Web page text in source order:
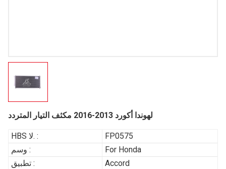
لهوندا أكورد 2013-2016 مكثف التيار المتردد
HBS لا. :
FP0575
وسم :
For Honda
تطبيق :
Accord